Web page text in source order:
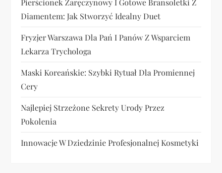
Pierścionek Zaręczynowy I Gotowe Bransoletki Z
Diamentem: Jak Stworzyć Idealny Duet
Fryzjer Warszawa Dla Pań I Panów Z Wsparciem
Lekarza Trychologa
Maski Koreańskie: Szybki Rytuał Dla Promiennej
Cery
Najlepiej Strzeżone Sekrety Urody Przez
Pokolenia
Innowacje W Dziedzinie Profesjonalnej Kosmetyki